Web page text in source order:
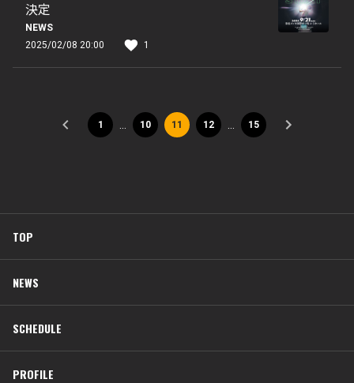
決定
NEWS
2025/02/08 20:00
1
1 10 11 12 15
TOP
NEWS
SCHEDULE
PROFILE